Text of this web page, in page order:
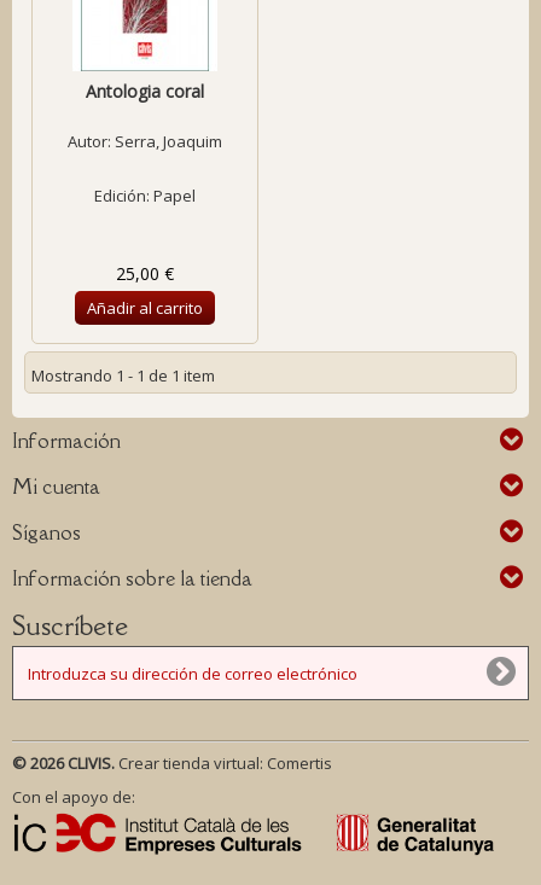
Antologia coral
Autor: Serra, Joaquim
Edición: Papel
25,00 €
Añadir al carrito
Mostrando 1 - 1 de 1 item
Información
Mi cuenta
Síganos
Información sobre la tienda
Suscríbete
© 2026 CLIVIS. Crear tienda virtual: Comertis
Con el apoyo de: